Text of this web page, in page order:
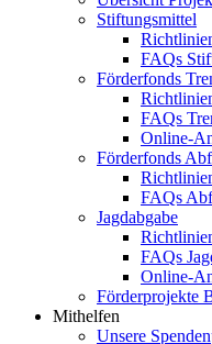
Stiftungsmittel
FAQs
Förderfonds
FAQs
Online-
Förderfonds
FAQs
Jagdabgabe
FAQs
Online-
Förderprojekte
Mithelfen
Unsere